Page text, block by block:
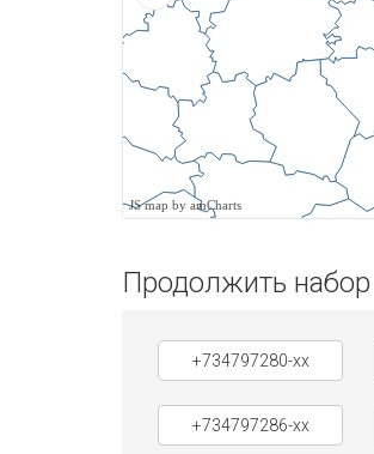
JS map by amCharts
Продолжить набор
+734797280-xx
+734797286-xx